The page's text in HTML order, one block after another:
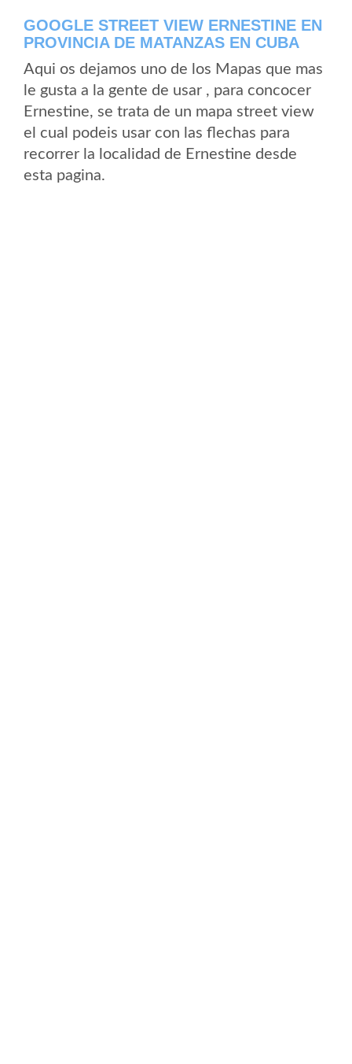
GOOGLE STREET VIEW ERNESTINE EN
PROVINCIA DE MATANZAS EN CUBA
Aqui os dejamos uno de los Mapas que mas
le gusta a la gente de usar , para concocer
Ernestine, se trata de un mapa street view
el cual podeis usar con las flechas para
recorrer la localidad de Ernestine desde
esta pagina.